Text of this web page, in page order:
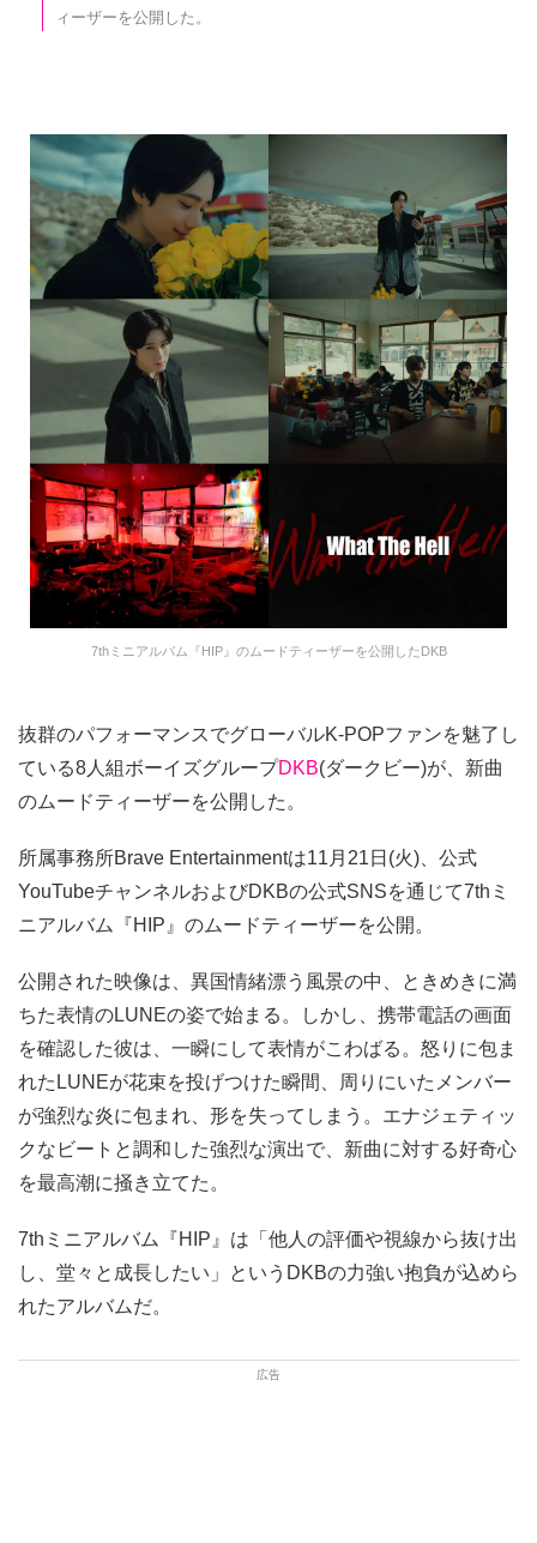
ィーザーを公開した。
7thミニアルバム『HIP』のムードティーザーを公開したDKB
抜群のパフォーマンスでグローバルK-POPファンを魅了し
ている8人組ボーイズグループDKB(ダークビー)が、新曲
のムードティーザーを公開した。
所属事務所Brave Entertainmentは11月21日(火)、公式
YouTubeチャンネルおよびDKBの公式SNSを通じて7thミ
ニアルバム『HIP』のムードティーザーを公開。
公開された映像は、異国情緒漂う風景の中、ときめきに満
ちた表情のLUNEの姿で始まる。しかし、携帯電話の画面
を確認した彼は、一瞬にして表情がこわばる。怒りに包ま
れたLUNEが花束を投げつけた瞬間、周りにいたメンバー
が強烈な炎に包まれ、形を失ってしまう。エナジェティッ
クなビートと調和した強烈な演出で、新曲に対する好奇心
を最高潮に掻き立てた。
7thミニアルバム『HIP』は「他人の評価や視線から抜け出
し、堂々と成長したい」というDKBの力強い抱負が込めら
れたアルバムだ。